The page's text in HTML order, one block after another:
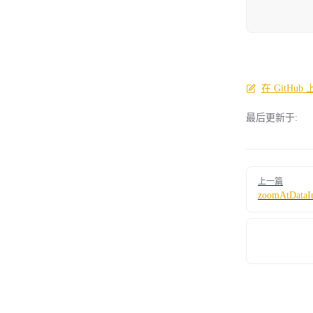
在 GitHub
最后更新于:
Pager
上一篇